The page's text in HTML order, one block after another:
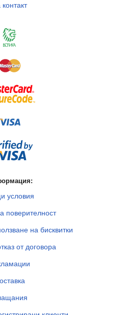
контакт
условия
поверителност
на бисквитки
от договора